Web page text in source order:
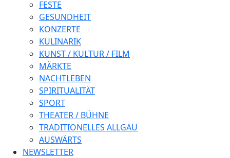
FESTE
GESUNDHEIT
KONZERTE
KULINARIK
KUNST / KULTUR / FILM
MÄRKTE
NACHTLEBEN
SPIRITUALITÄT
SPORT
THEATER / BÜHNE
TRADITIONELLES ALLGÄU
AUSWÄRTS
NEWSLETTER